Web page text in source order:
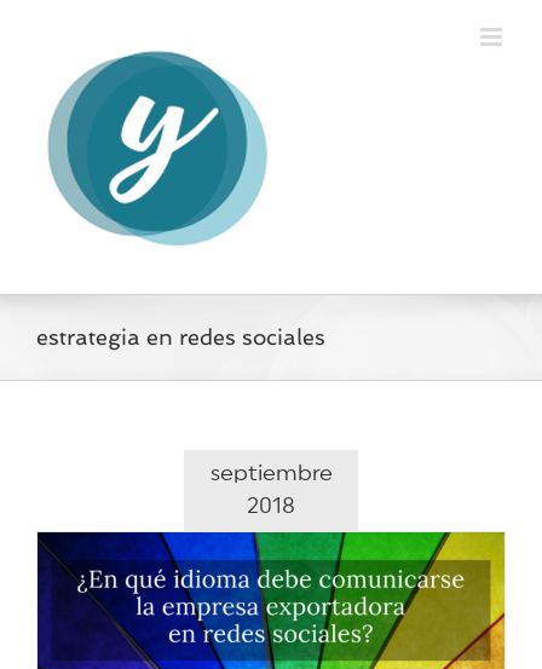
contenido
estrategia en redes sociales
septiembre
2018